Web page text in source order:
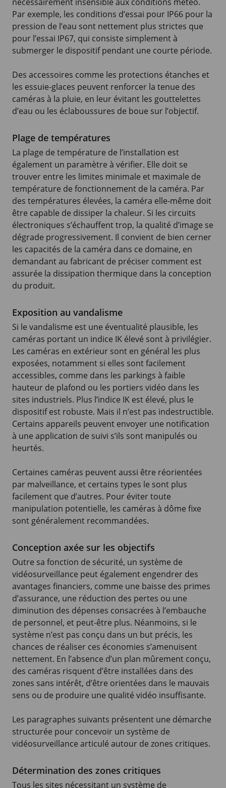
Par exemple, les conditions d’essai pour IP66 pour la
pression de l’eau sont nettement plus strictes que
pour l’essai IP67, qui consiste simplement à
submerger le dispositif pendant une courte période.
Des accessoires comme les protections étanches et
les essuie-glaces peuvent renforcer la tenue des
caméras à la pluie, en leur évitant les gouttelettes
d’eau ou les éclaboussures de boue sur l’objectif.
Plage de températures
La plage de température de l’installation est
également un paramètre à vérifier. Elle doit se
trouver entre les limites minimale et maximale de
température de fonctionnement de la caméra. Par
des températures élevées, la caméra elle-même doit
être capable de dissiper la chaleur. Si les circuits
électroniques s’échauffent trop, la qualité d’image se
dégrade progressivement. Il convient de bien cerner
les capacités de la caméra dans ce domaine, en
demandant au fabricant de préciser comment est
assurée la dissipation thermique dans la conception
du produit.
Exposition au vandalisme
Si le vandalisme est une éventualité plausible, les
caméras portant un indice IK élevé sont à privilégier.
Les caméras en extérieur sont en général les plus
exposées, notamment si elles sont facilement
accessibles, comme dans les parkings à faible
hauteur de plafond ou les portiers vidéo dans les
sites industriels. Plus l’indice IK est élevé, plus le
dispositif est robuste. Mais il n’est pas indestructible.
Certains appareils peuvent envoyer une notification
à une application de suivi s’ils sont manipulés ou
heurtés.
Certaines caméras peuvent aussi être réorientées
par malveillance, et certains types le sont plus
facilement que d’autres. Pour éviter toute
manipulation potentielle, les caméras à dôme fixe
sont généralement recommandées.
Conception axée sur les objectifs
Outre sa fonction de sécurité, un système de
vidéosurveillance peut également engendrer des
avantages financiers, comme une baisse des primes
d’assurance, une réduction des pertes ou une
diminution des dépenses consacrées à l’embauche
de personnel, et peut-être plus. Néanmoins, si le
système n’est pas conçu dans un but précis, les
chances de réaliser ces économies s’amenuisent
nettement. En l’absence d’un plan mûrement conçu,
des caméras risquent d’être installées dans des
zones sans intérêt, d’être orientées dans le mauvais
sens ou de produire une qualité vidéo insuffisante.
Les paragraphes suivants présentent une démarche
structurée pour concevoir un système de
vidéosurveillance articulé autour de zones critiques.
Détermination des zones critiques
Tous les sites nécessitant un système de